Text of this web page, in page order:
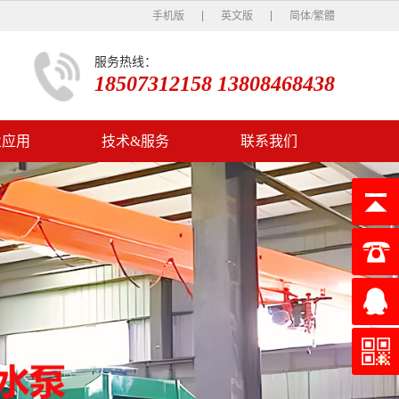
手机版 英文版 简体/繁體
服务热线：
18507312158 13808468438
用 技术&服务 联系我们